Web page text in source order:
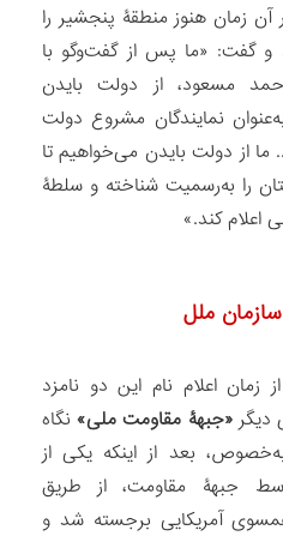
زمان هنوز منطقۀ پنجشیر را
گفت: «ما پس از گفت‌وگو با
مسعود، از دولت بایدن
نمایندگان مشروع دولت
از دولت بایدن می‌خواهیم تا
را به‌رسمیت شناخته و سلطۀ
اعلام کند.»
ملل
اعلام نام این دو نامزد
دیگر«جبهۀ مقاومت ملی» نگاه
به‌خصوص، بعد از اینکه یکی از
جبهۀ مقاومت، از طریق
آمریکایی برجسته شد و